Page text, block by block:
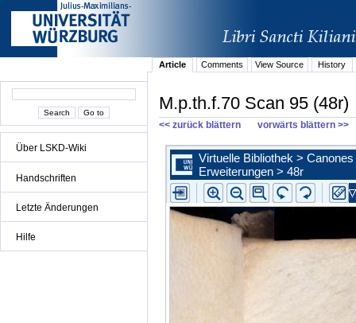
Über LSKD-Wiki
Handschriften
Letzte Änderungen
Hilfe
Article Comments View Source History
M.p.th.f.70 Scan 95 (48r)
<< zurück blättern vorwärts blättern >>